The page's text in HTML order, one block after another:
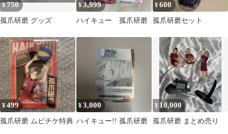
¥750
孤爪研磨 グッズ
¥3,999
ハイキュー 孤爪研磨
¥600
孤爪研磨セット
¥499
孤爪研磨 ムビチケ特典
¥3,000
ハイキュー!! 孤爪研磨
¥10,000
孤爪研磨 まとめ売り